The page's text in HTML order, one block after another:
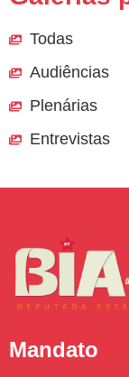
Todas
Audiências
Plenárias
Entrevistas
Mandato